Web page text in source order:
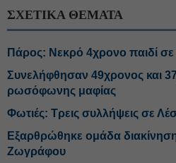
ΣΧΕΤΙΚΑ ΘΕΜΑΤΑ
Πάρος: Νεκρό 4χρονο παιδί
Συνελήφθησαν 49χρονος και
ρωσόφωνης μαφίας
Φωτιές: Τρεις συλλήψεις σε
Εξαρθρώθηκε ομάδα
Ζωγράφου